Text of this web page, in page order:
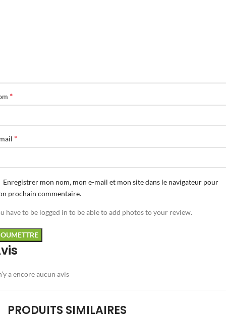
a encore aucun avis
*
*
Enregistrer mon nom, mon e-mail et mon site dans le navigateur pour
prochain commentaire.
have to be logged in to be able to add photos to your review.
PRODUITS SIMILAIRES